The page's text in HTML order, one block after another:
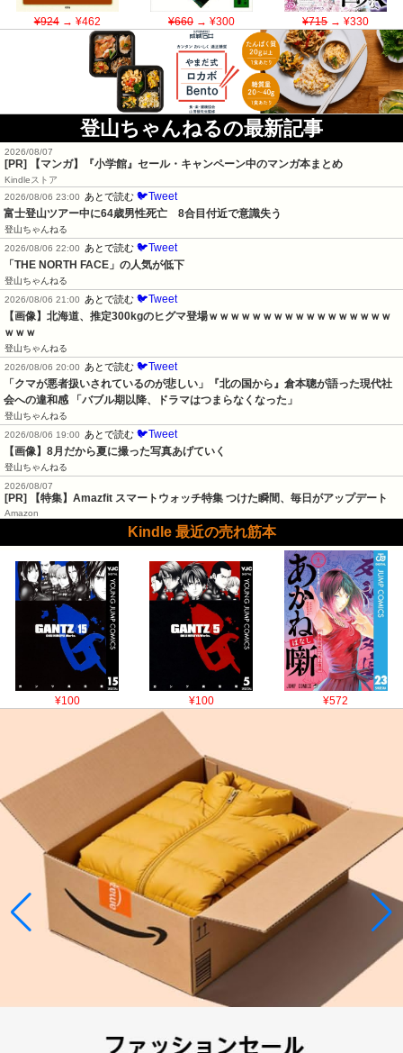
¥924→ ¥462 ¥660→ ¥300 ¥715→ ¥330
登山ちゃんねるの最新記事
2026/08/07
[PR] 【マンガ】『小学館』セール・キャンペーン中のマンガ本まとめ
Kindleストア
2026/08/06 23:00
あとで読む 🐦Tweet
富士登山ツアー中に64歳男性死亡　8合目付近で意識失う
登山ちゃんねる
2026/08/06 22:00
あとで読む 🐦Tweet
「THE NORTH FACE」の人気が低下
登山ちゃんねる
2026/08/06 21:00
あとで読む 🐦Tweet
【画像】北海道、推定300kgのヒグマ登場ｗｗｗｗｗｗｗｗｗｗｗｗｗｗｗｗｗ
ｗｗｗ
登山ちゃんねる
2026/08/06 20:00
あとで読む 🐦Tweet
「クマが悪者扱いされているのが悲しい」『北の国から』倉本聰が語った現代社
会への違和感 「バブル期以降、ドラマはつまらなくなった」
登山ちゃんねる
2026/08/06 19:00
あとで読む 🐦Tweet
【画像】8月だから夏に撮った写真あげていく
登山ちゃんねる
2026/08/07
[PR] 【特集】Amazfit スマートウォッチ特集 つけた瞬間、毎日がアップデート
Amazon
Kindle 最近の売れ筋本
¥100 ¥100 ¥572